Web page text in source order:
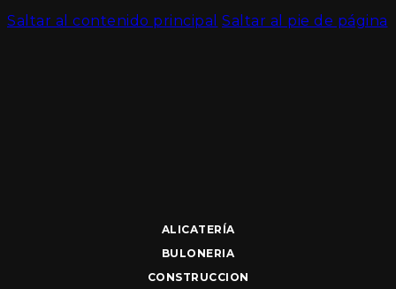
Saltar al contenido principal Saltar al pie de página
ALICATERÍA
BULONERIA
CONSTRUCCION